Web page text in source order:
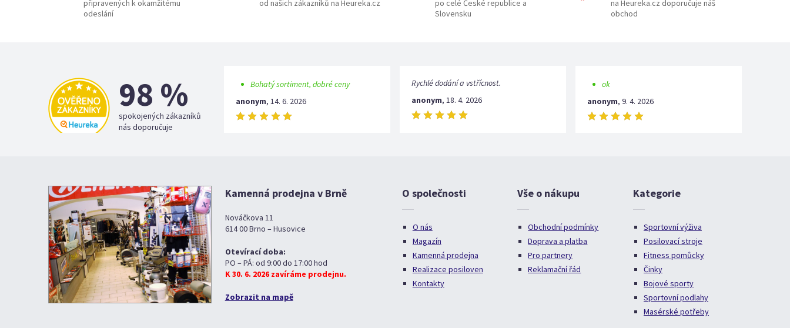
připravených k okamžitému
odeslání
od našich zákazníků na Heureka.cz
po celé České republice a
Slovensku
na Heureka.cz doporučuje náš
obchod
98 %
spokojených zákazníků
nás doporučuje
Bohatý sortiment, dobré ceny
anonym, 14. 6. 2026
Rychlé dodání a vstřícnost.
anonym, 18. 4. 2026
ok
anonym, 9. 4. 2026
Kamenná prodejna v Brně
Nováčkova 11
614 00 Brno – Husovice
Otevírací doba:
PO – PÁ: od 9:00 do 17:00 hod
K 30. 6. 2026 zavíráme prodejnu.
Zobrazit na mapě
O společnosti
O nás
Magazín
Kamenná prodejna
Realizace posiloven
Kontakty
Vše o nákupu
Obchodní podmínky
Doprava a platba
Pro partnery
Reklamační řád
Kategorie
Sportovní výživa
Posilovací stroje
Fitness pomůcky
Činky
Bojové sporty
Sportovní podlahy
Masérské potřeby